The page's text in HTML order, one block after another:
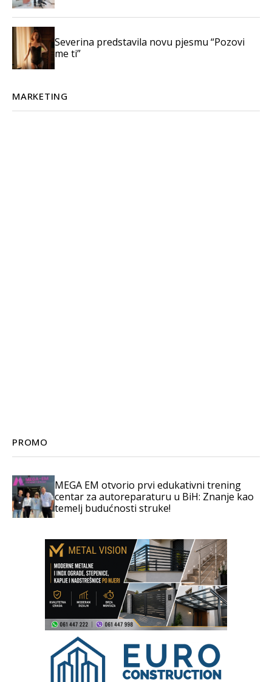
Severina predstavila novu pjesmu “Pozovi
me ti”
MARKETING
PROMO
MEGA EM otvorio prvi edukativni trening
centar za autoreparaturu u BiH: Znanje kao
temelj budućnosti struke!